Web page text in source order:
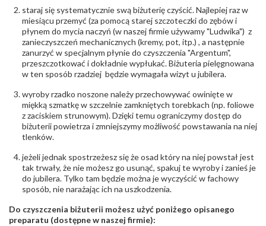
staraj się systematycznie swą biżuterię czyścić. Najlepiej raz w
miesiącu przemyć (za pomocą starej szczoteczki do zębów i
płynem do mycia naczyń (w naszej firmie używamy "Ludwika") z
zanieczyszczeń mechanicznych (kremy, pot, itp.) , a następnie
zanurzyć w specjalnym płynie do czyszczenia "Argentum",
przeszczotkować i dokładnie wypłukać. Biżuteria pielęgnowana
w ten sposób rzadziej będzie wymagała wizyt u jubilera.
wyroby rzadko noszone należy przechowywać owinięte w
miękką szmatkę w szczelnie zamkniętych torebkach (np. foliowe
z zaciskiem strunowym). Dzięki temu ograniczymy dostęp do
biżuterii powietrza i zmniejszymy możliwość powstawania na niej
tlenków.
jeżeli jednak spostrzeżesz się że osad który na niej powstał jest
tak trwały, że nie możesz go usunąć, spakuj te wyroby i zanieś je
do jubilera. Tylko tam będzie można je wyczyścić w fachowy
sposób, nie narażając ich na uszkodzenia.
Do czyszczenia biżuterii możesz użyć poniżego opisanego
preparatu (dostępne w naszej firmie):